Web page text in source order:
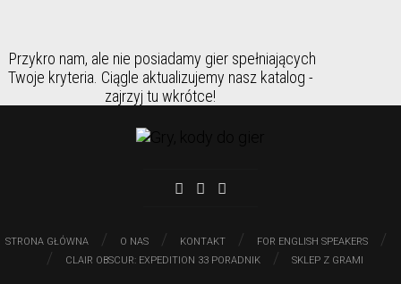
Przykro nam, ale nie posiadamy gier spełniających
Twoje kryteria. Ciągle aktualizujemy nasz katalog -
zajrzyj tu wkrótce!
STRONA GŁÓWNA / O NAS / KONTAKT / FOR ENGLISH SPEAKERS
/
/
CLAIR OBSCUR: EXPEDITION 33 PORADNIK / SKLEP Z GRAMI